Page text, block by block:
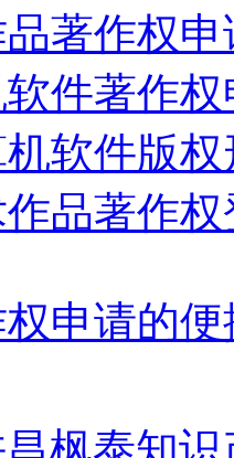
著作权
件著作
软件版
品著作
申请的